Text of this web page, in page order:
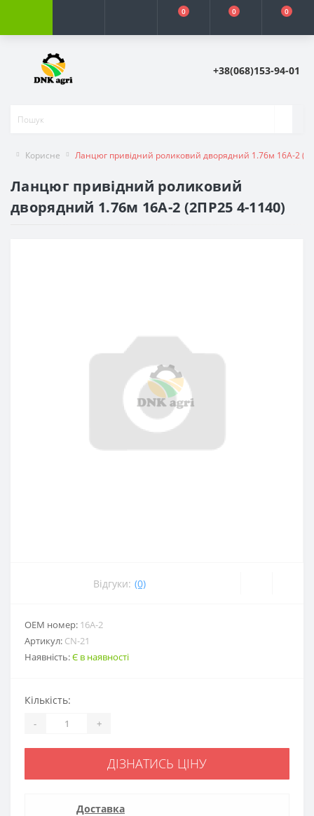
0 0 0
+38(068)153-94-01
Корисне Ланцюг привідний роликовий дворядний 1.76м 16A-2
Ланцюг привідний роликовий
дворядний 1.76м 16A-2 (2ПР25 4-1140)
Відгуки: (0)
ОЕМ номер: 16A-2
Артикул: CN-21
Наявність:Є в наявності
Кількість:
- +
ДІЗНАТИСЬ ЦІНУ
Доставка